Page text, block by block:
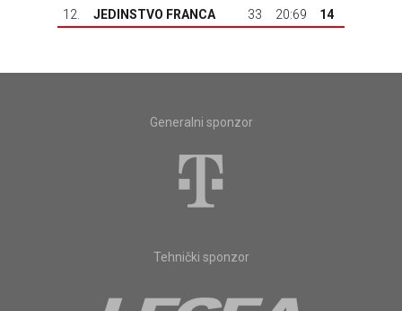
12.
JEDINSTVO FRANCA 33 20:69 14
Generalni sponzor
Tehnički sponzor